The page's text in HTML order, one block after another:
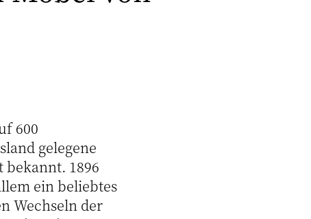
600
gelegene
1896
ein beliebtes
Wechseln der